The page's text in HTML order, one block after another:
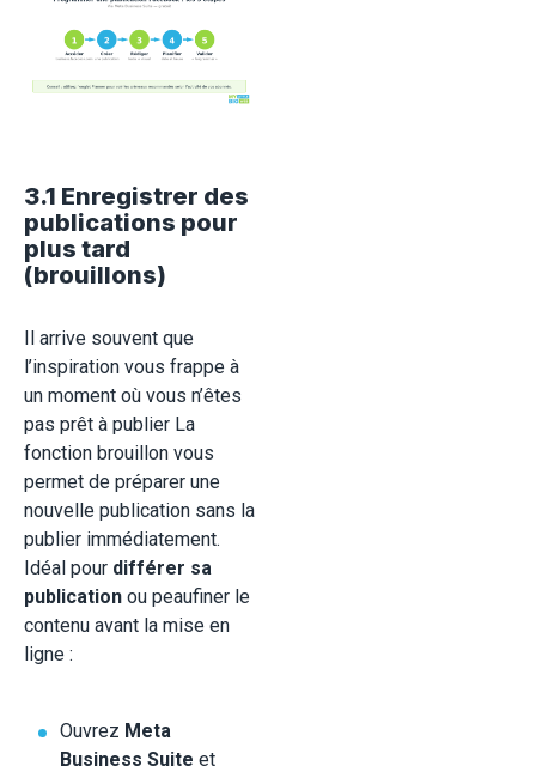
3.1 Enregistrer des
publications pour
plus tard
(brouillons)
Il arrive souvent que
l’inspiration vous frappe à
un moment où vous n’êtes
pas prêt à publier La
fonction brouillon vous
permet de préparer une
nouvelle publication sans la
publier immédiatement.
Idéal pour différer sa
publication ou peaufiner le
contenu avant la mise en
ligne :
Ouvrez Meta
Business Suite et